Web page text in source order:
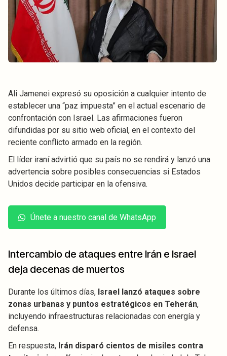
Ali Jamenei expresó su oposición a cualquier intento de
establecer una “paz impuesta” en el actual escenario de
confrontación con Israel. Las afirmaciones fueron
difundidas por su sitio web oficial, en el contexto del
reciente conflicto armado en la región.
El líder iraní advirtió que su país no se rendirá y lanzó una
advertencia sobre posibles consecuencias si Estados
Unidos decide participar en la ofensiva.
Únete a nuestro canal de WhatsApp
Intercambio de ataques entre Irán e Israel
deja decenas de muertos
Durante los últimos días, Israel lanzó ataques sobre
zonas urbanas y puntos estratégicos en Teherán,
incluyendo infraestructuras relacionadas con energía y
defensa.
En respuesta, Irán disparó cientos de misiles contra